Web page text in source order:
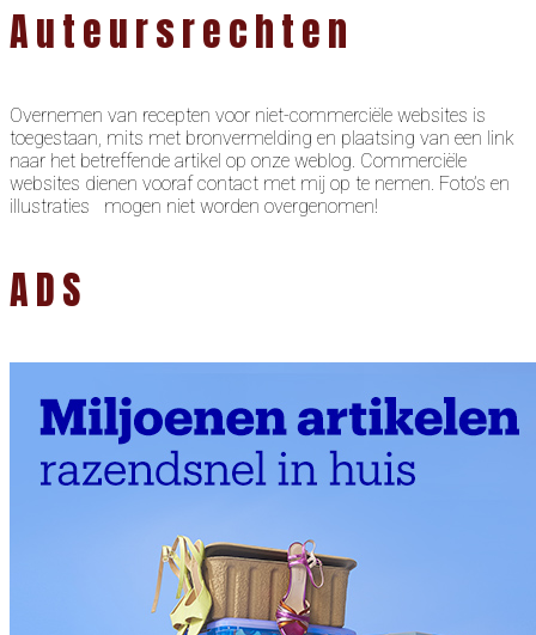
Auteursrechten
Overnemen van recepten voor niet-commerciële websites is
toegestaan, mits met bronvermelding en plaatsing van een link
naar het betreffende artikel op onze weblog. Commerciële
websites dienen vooraf contact met mij op te nemen. Foto’s en
illustraties mogen niet worden overgenomen!
ADS